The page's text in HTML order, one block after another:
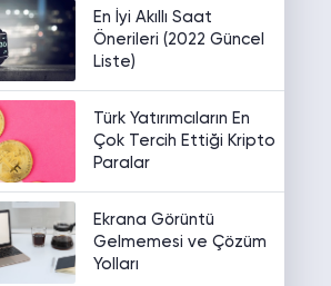
En İyi Akıllı Saat
Önerileri (2022 Güncel
Liste)
Türk Yatırımcıların En
Çok Tercih Ettiği Kripto
Paralar
Ekrana Görüntü
Gelmemesi ve Çözüm
Yolları